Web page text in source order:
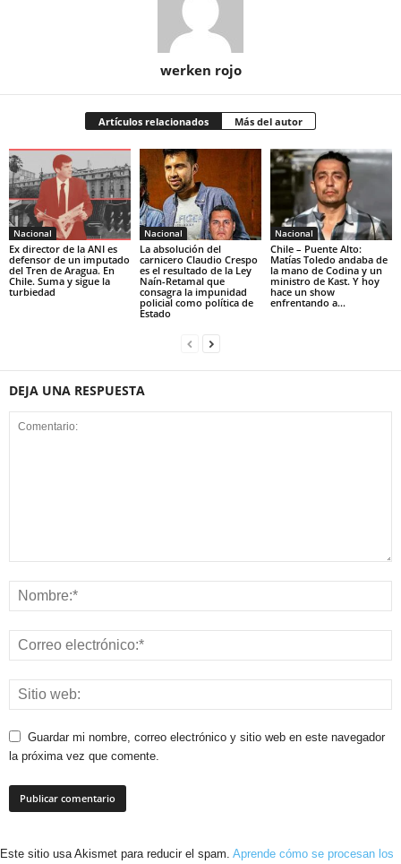
werken rojo
Artículos relacionados Más del autor
Nacional
Ex director de la ANI es
defensor de un imputado
del Tren de Aragua. En
Chile. Suma y sigue la
turbiedad
Nacional
La absolución del
carnicero Claudio Crespo
es el resultado de la Ley
Naín-Retamal que
consagra la impunidad
policial como política de
Estado
Nacional
Chile – Puente Alto:
Matías Toledo andaba de
la mano de Codina y un
ministro de Kast. Y hoy
hace un show
enfrentando a...
DEJA UNA RESPUESTA
Guardar mi nombre, correo electrónico y sitio web en este navegador
la próxima vez que comente.
Este sitio usa Akismet para reducir el spam. Aprende cómo se procesan los